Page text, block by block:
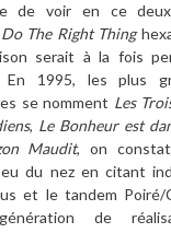
de voir en ce
Do The Right Thing
serait à la fois
En 1995, les plus
se nomment Les
, Le Bonheur est
Maudit, on
du nez en citant
et le tandem Poiré/
de